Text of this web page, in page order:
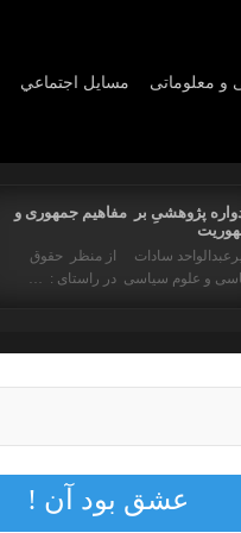
مسايل اجتماعي و معلوماتی
پژوهشیِ بر مفاهیم جمهوری و
سادات از منظر حقوق
و علوم سیاسی در راستای : …
عشق بود آن !